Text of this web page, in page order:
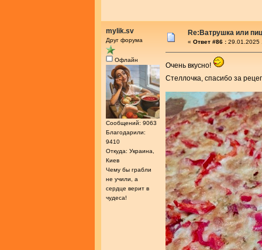
mylik.sv
Друг форума
Офлайн
Сообщений: 9063
Благодарили:
9410
Откуда: Украина,
Киев
Чему бы грабли
не учили, а
сердце верит в
чудеса!
Re:Ватрушка или
« Ответ #86 : 29.01.2025
Очень вкусно!
Стеллочка, спасибо за